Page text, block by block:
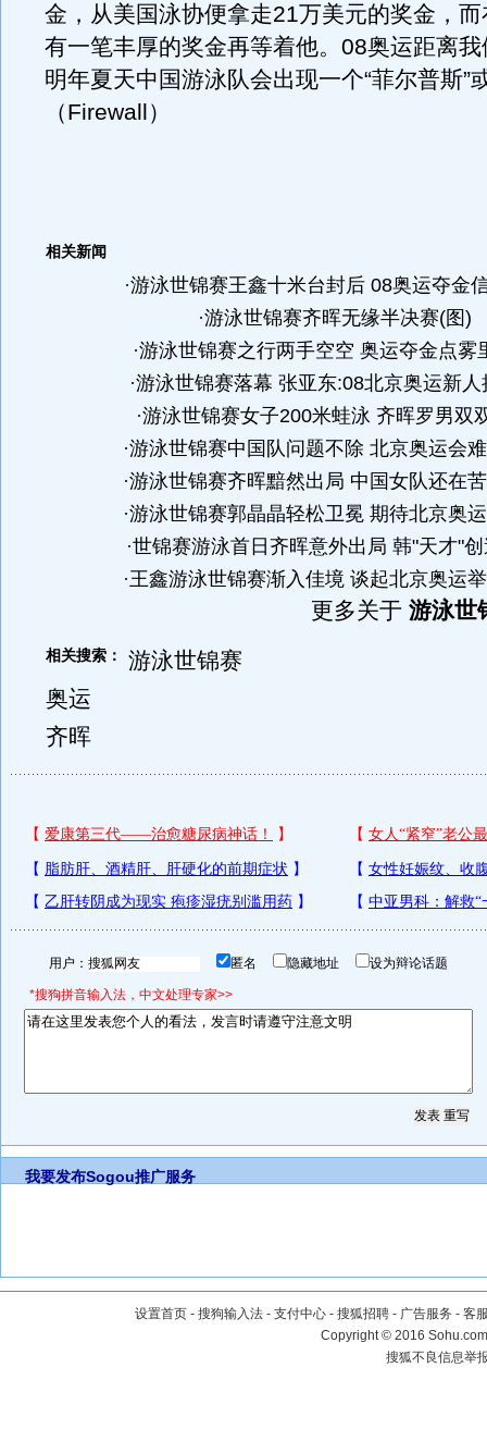
金，从美国泳协便拿走21万美元的奖金，
有一笔丰厚的奖金再等着他。08奥运距离
明年夏天中国游泳队会出现一个“菲尔普斯”
（Firewall）
相关新闻
·游泳世锦赛王鑫十米台封后 08奥运夺金
·游泳世锦赛齐晖无缘半决赛(图)
·游泳世锦赛之行两手空空 奥运夺金点雾
·游泳世锦赛落幕 张亚东:08北京奥运新人
·游泳世锦赛女子200米蛙泳 齐晖罗男双
·游泳世锦赛中国队问题不除 北京奥运会
·游泳世锦赛齐晖黯然出局 中国女队还在
·游泳世锦赛郭晶晶轻松卫冕 期待北京奥
·世锦赛游泳首日齐晖意外出局 韩"天才"
·王鑫游泳世锦赛渐入佳境 谈起北京奥运
更多关于 游泳世
相关搜索：
游泳世锦赛
奥运
齐晖
用户： 匿名 隐藏地址 设为辩论话题
*搜狗拼音输入法，中文处理专家>>
我要发布Sogou推广服务
设置首页 - 搜狗输入法 - 支付中心 - 搜狐招聘 - 广告服务 - 客
Copyright©2016
搜狐不良信息举